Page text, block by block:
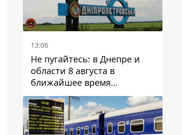
13:06
Не пугайтесь: в Днепре и
области 8 августа в
ближайшее время
ожидается гроза